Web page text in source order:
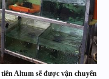
Altum sẽ được vận chuyển